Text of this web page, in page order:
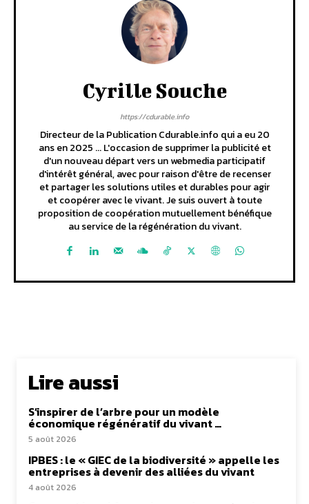
Cyrille Souche
https://cdurable.info
Directeur de la Publication Cdurable.info qui a eu 20
ans en 2025 ... L'occasion de supprimer la publicité et
d'un nouveau départ vers un webmedia participatif
d'intérêt général, avec pour raison d'être de recenser
et partager les solutions utiles et durables pour agir
et coopérer avec le vivant. Je suis ouvert à toute
proposition de coopération mutuellement bénéfique
au service de la régénération du vivant.
Lire aussi
S’inspirer de l’arbre pour un modèle
économique régénératif du vivant …
5 août 2026
IPBES : le « GIEC de la biodiversité » appelle les
entreprises à devenir des alliées du vivant
4 août 2026